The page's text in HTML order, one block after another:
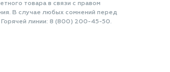
товара в связи с правом
В случае любых сомнений перед
Горячей линии: 8 (800) 200-45-50.